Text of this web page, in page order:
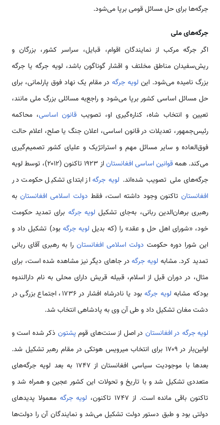
جرگه‌ها برای حل مسائل قومی برپا می‌شود.
جرگه‌های ملی
اگر جرگه مرکب از نمایندگان اقوام، قبایل، سراسر کشور، بزرگان و
ریش‌سفیدان مناطق مخلتف و اقشار گوناگون باشد، لویه جرگه یا جرگه
بزرگ نامیده می‌شود. این لویه جرگه در مقام یک نهاد فوق پارلمانی، برای
حل مسائل اساسی کشور برپا می‌شود و راجع‌به مسائلی بزرگ ملی مانند،
تعیین و انتخاب شاه، کناره‌گیری او، تصویب قانون اساسی، محاکمه
رئیس‌جمهور، تعدیلات در قانون اساسی، اعلان جنگ یا صلح، اعلام حالت
فوق‌العاده و سایر مسائل مهم و استراتژیک و علیای کشور تصمیم‌گیری
می‌کند. همهقوانین اساسی افغانستان
از ۱۹۲۳ تاکنون (۲۰۱۲)، توسط لویه
جرگه‌های ملی تصویب شده‌اند. لویه جرگهاز ابتدای تشکیل حکومت در
افغانستانتاکنون وجود داشته است، فقط دولت اسلامی افغانستانبه
رهبری برهان‌الدین ربانی، به‌جای تشکیللویه جرگه برای تمدید حکومت
خود، «شورای اهل حل و عقد» را (که بدیل لویه جرگه بود) تشکیل داد و
این شورا دوره حکومت دولت اسلامی افغانستان را به رهبری آقای ربانی
تمدید کرد. مشابه لویه جرگهدر جاهای دیگر نیز مشاهده شده است، برای
مثال، در دوران قبل از اسلام، قبیله قریش دارای محلی به نام دارالندوه
بودکه مشابهلویه جرگه
بود یا نادرشاه افشار در ۱۷۳۶، اجتماع بزرگی در
دشت مغان تشکیل داد و طی آن وی به پادشاهی انتخاب شد.
لویه جرگه در افغانستان در اصل از سنت‌های قوم پشتون ذکر شده است و
اولین‌بار در ۱۷۰۹ برای انتخاب میرویس هوتکی در مقام رهبر تشکیل شد.
بعدها با موجودیت سیاسی افغانستان از ۱۷۴۷ به بعد لویه جرگه‌های
متعددی تشکیل شد و با تاریخ و تحولات این کشور عجین و همراه شد و
تاکنون باقی مانده است. از ۱۷۴۷ تاکنون،
لویه جرگه معمولا پدیدهای
دولتی بود و طبق دستور دولت تشکیل می‌شد و نمایندگان آن را دولت‌ها